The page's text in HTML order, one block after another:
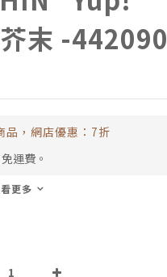
末 -442090
品，網店優惠：7折
運費。
更多